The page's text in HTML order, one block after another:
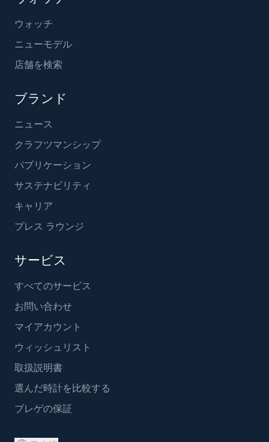
ウォッチ
ニューモデル
店舗を検索
ブランド
ニュース
クラフツマンシップ
パブリケーション
サステナビリティ
キャリア
プレス ラウンジ
サービス
すべてのサービス
お問い合わせ
マイアカウント
ウィッシュリスト
取扱説明書
選んだ時計を比較する
ブレゲの保証